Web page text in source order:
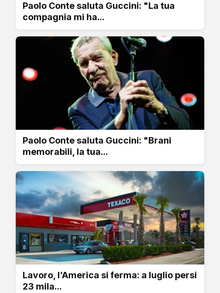
Paolo Conte saluta Guccini: "La tua
compagnia mi ha...
Paolo Conte saluta Guccini: "Brani
memorabili, la tua...
Lavoro, l’America si ferma: a luglio persi
23 mila...